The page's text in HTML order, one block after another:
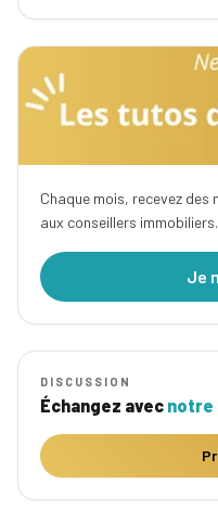
Chaque mois, recevez
aux conseillers immobiliers.
Je
DISCUSSION
Échangez avec notre